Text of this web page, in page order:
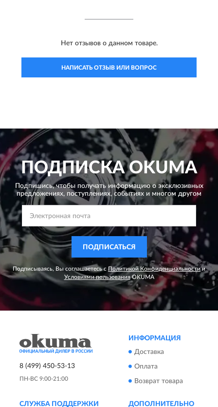
Нет отзывов о данном товаре.
НАПИСАТЬ ОТЗЫВ ИЛИ ВОПРОС
ПОДПИСКАOKUMA
Подпишись, чтобы получать информацию о эксклюзивных
предложениях, поступлениях, событиях и многом другом
ПОДПИСАТЬСЯ
Подписываясь, Вы соглашаетесь с Политикой Конфиденциальности и
Условиями пользованияOKUMA
8 (499) 450-53-13
ПН-ВС 9:00-21:00
ИНФОРМАЦИЯ
Доставка
Оплата
Возврат товара
СЛУЖБА ПОДДЕРЖКИ ДОПОЛНИТЕЛЬНО